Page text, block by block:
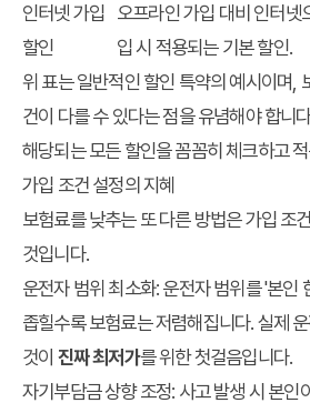
인터넷 가입
할인
오프라인 가입 대비 인터넷
입 시 적용되는 기본 할인.
위 표는 일반적인 할인 특약의 예시이며,
건이 다를 수 있다는 점을 유념해야 합니
해당되는 모든 할인을 꼼꼼히 체크하고
가입 조건 설정의 지혜
보험료를 낮추는 또 다른 방법은 가입 조
것입니다.
운전자 범위 최소화:운전자 범위를 '본인
좁힐수록 보험료는 저렴해집니다. 실제
것이 진짜 최저가를 위한 첫걸음입니다.
자기부담금 상향 조정: 사고 발생 시 본인